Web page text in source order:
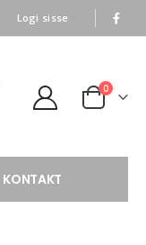
Logi sisse
0
KONTAKT